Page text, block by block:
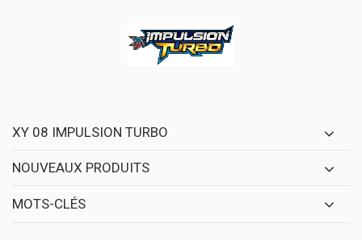
XY 08 IMPULSION TURBO
NOUVEAUX PRODUITS
MOTS-CLÉS